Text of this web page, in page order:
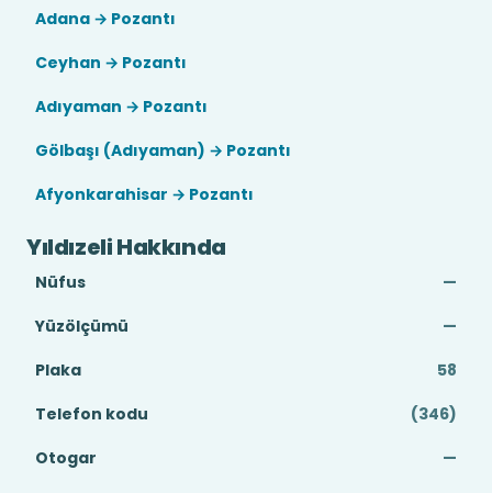
Adana → Pozantı
Ceyhan → Pozantı
Adıyaman → Pozantı
Gölbaşı (Adıyaman) → Pozantı
Afyonkarahisar → Pozantı
Yıldızeli Hakkında
Nüfus
—
Yüzölçümü
—
Plaka
58
Telefon kodu
(346)
Otogar
—